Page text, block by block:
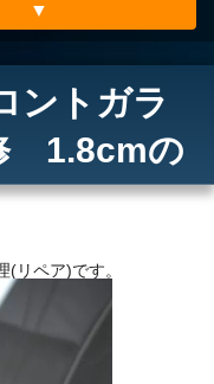
ントガラ
1.8cmの
リペア)です。